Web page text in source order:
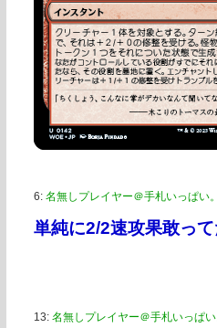
6: 名無しプレイヤー＠手札いっぱい
単純に2/2速攻果敢っ
13: 名無しプレイヤー＠手札いっぱ